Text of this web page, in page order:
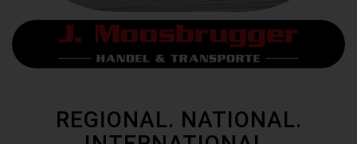
REGIONAL. NATIONAL.